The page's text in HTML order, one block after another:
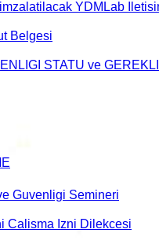
YDMLab
Belgesi
STATU ve
Guvenligi Semineri
Calisma Izni Dilekcesi